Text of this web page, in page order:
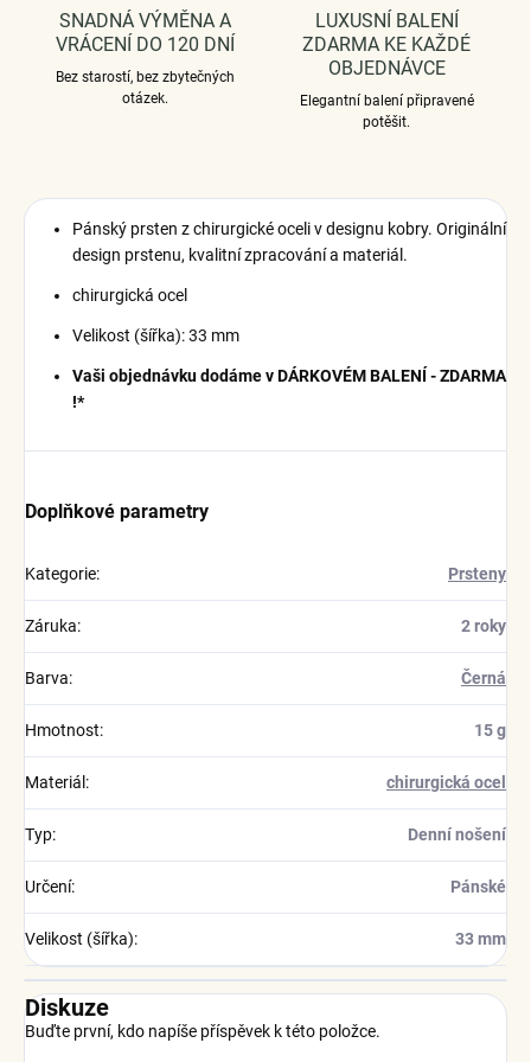
SNADNÁ VÝMĚNA A
VRÁCENÍ DO 120 DNÍ
Bez starostí, bez zbytečných
otázek.
LUXUSNÍ BALENÍ
ZDARMA KE KAŽDÉ
OBJEDNÁVCE
Elegantní balení připravené
potěšit.
Pánský prsten z chirurgické oceli v designu kobry. Originální
design prstenu, kvalitní zpracování a materiál.
chirurgická ocel
Velikost (šířka): 33 mm
Vaši objednávku dodáme v DÁRKOVÉM BALENÍ - ZDARMA
!*
Doplňkové parametry
Kategorie: Prsteny
Záruka: 2 roky
Barva: Černá
Hmotnost: 15 g
Materiál : chirurgická ocel
Typ: Denní nošení
Určení: Pánské
Velikost (šířka): 33 mm
Diskuze
Buďte první, kdo napíše příspěvek k této položce.